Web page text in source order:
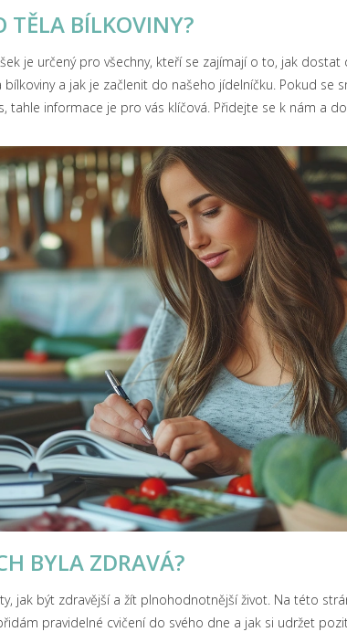
TĚLA BÍLKOVINY?
je určený pro všechny, kteří se zajímají o to, jak dostat
a jak je začlenit do našeho jídelníčku. Pokud se
tahle informace je pro vás klíčová. Přidejte se k nám a
BYLA ZDRAVÁ?
jak být zdravější a žít plnohodnotnější život. Na této
pravidelné cvičení do svého dne a jak si udržet